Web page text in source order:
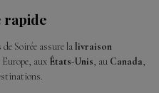
rapide
de Soirée assure lalivraison
aux États-Unis, au Canada,